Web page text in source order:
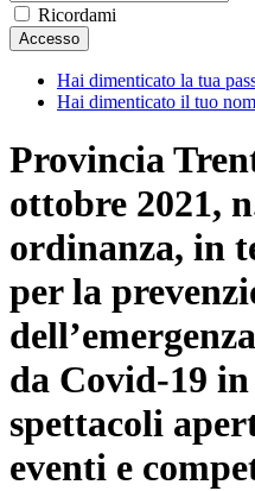
Ricordami
Accesso
Hai dimenticato la tua
Hai dimenticato il tuo
Provincia
ottobre 2021,
ordinanza, in
per la
da Covid-19
spettacoli
eventi e